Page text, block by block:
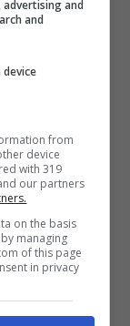
dei film
del 2020
dei
quello di
Negli ultimi
già
di
alla
and
and
from
device
with 319
our partners
on the basis
managing
of this page
in privacy